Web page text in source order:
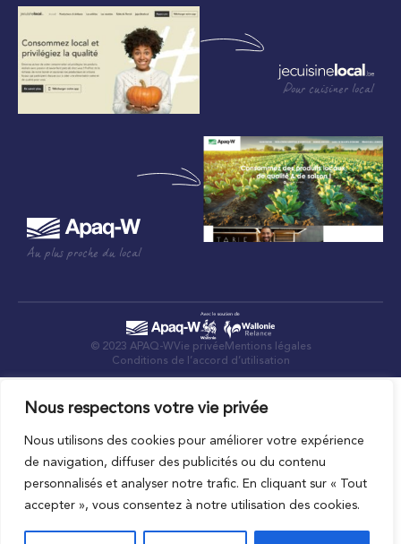
Nous respectons votre vie privée
Nous utilisons des cookies pour améliorer votre expérience
de navigation, diffuser des publicités ou du contenu
personnalisés et analyser notre trafic. En cliquant sur « Tout
accepter », vous consentez à notre utilisation des cookies.
Pour cuisiner local
Au plus proche du local
© 2023 APAQ-WVie privée Mentions légales
Conditions de l’accord d’utilisation